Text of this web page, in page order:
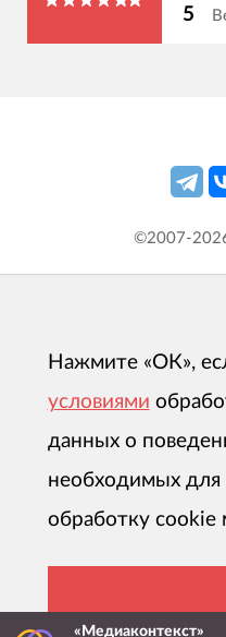
5
«Медиаконтекст»
©2007-
Нажмите «ОК»,
условиями
данных о
необходимых для
обработку cookie